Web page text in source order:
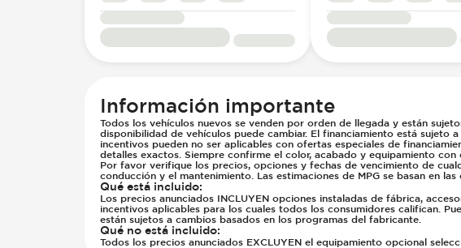
Información importante
Todos los vehículos nuevos se venden por orden de llegada y están
disponibilidad de vehículos puede cambiar. El financiamiento está
incentivos pueden no ser aplicables con ofertas especiales de
detalles exactos. Siempre confirme el color, acabado y equipamiento con
Por favor verifique los precios, opciones y fechas de vencimiento de
conducción y el mantenimiento. Las estimaciones de MPG se basan en
Qué está incluido:
Los precios anunciados INCLUYEN opciones instaladas de fábrica,
incentivos aplicables para los cuales todos los consumidores califican.
están sujetos a cambios basados en los programas del fabricante.
Qué no está incluido:
Todos los precios anunciados EXCLUYEN el equipamiento opcional